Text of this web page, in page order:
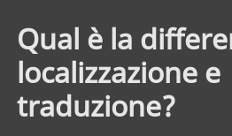
Qual è la
localizzazione e
traduzione?